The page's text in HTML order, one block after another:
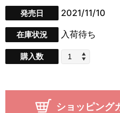
発売日 2021/11/10
在庫状況 入荷待ち
購入数
ショッピング